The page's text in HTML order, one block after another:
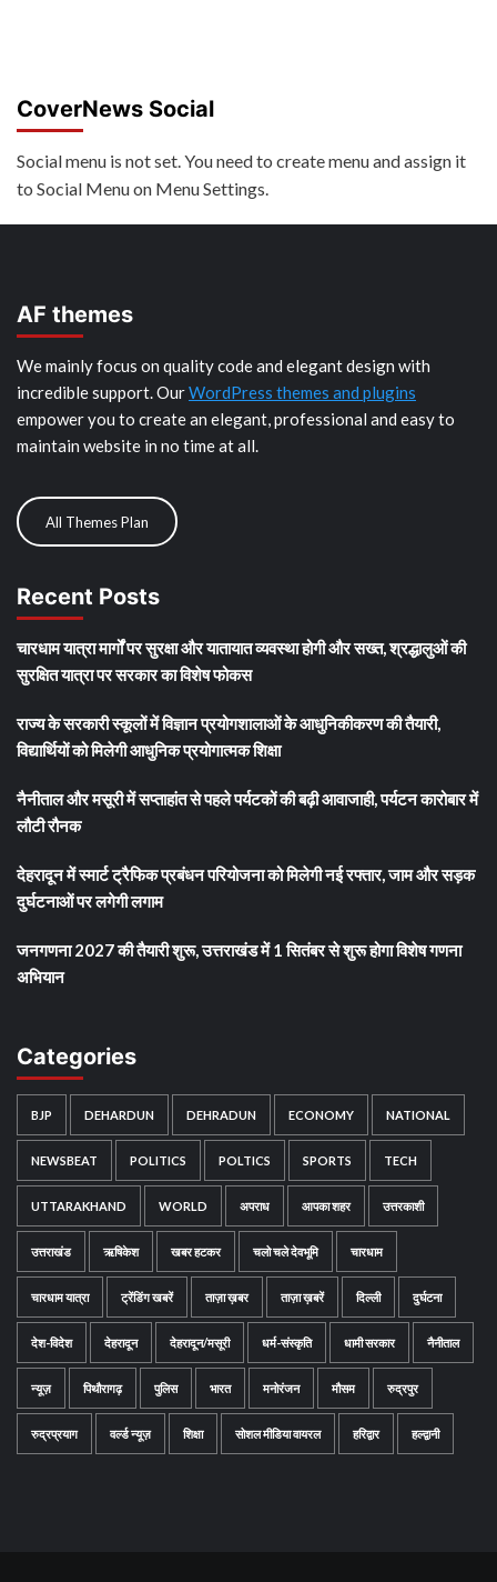
CoverNews Social
Social menu is not set. You need to create menu and assign it
to Social Menu on Menu Settings.
AF themes
We mainly focus on quality code and elegant design with
incredible support. OurWordPress themes and plugins
empower you to create an elegant, professional and easy to
maintain website in no time at all.
All Themes Plan
Recent Posts
चारधाम यात्रा मार्गों पर सुरक्षा और यातायात व्यवस्था होगी और सख्त, श्रद्धालुओं की
सुरक्षित यात्रा पर सरकार का विशेष फोकस
राज्य के सरकारी स्कूलों में विज्ञान प्रयोगशालाओं के आधुनिकीकरण की तैयारी,
विद्यार्थियों को मिलेगी आधुनिक प्रयोगात्मक शिक्षा
नैनीताल और मसूरी में सप्ताहांत से पहले पर्यटकों की बढ़ी आवाजाही, पर्यटन कारोबार में
लौटी रौनक
देहरादून में स्मार्ट ट्रैफिक प्रबंधन परियोजना को मिलेगी नई रफ्तार, जाम और सड़क
दुर्घटनाओं पर लगेगी लगाम
जनगणना 2027 की तैयारी शुरू, उत्तराखंड में 1 सितंबर से शुरू होगा विशेष गणना
अभियान
Categories
BJP DEHARDUN DEHRADUN ECONOMY NATIONAL
NEWSBEAT POLITICS POLTICS SPORTS TECH
UTTARAKHAND WORLD अपराध आपका शहर उत्तरकाशी
उत्तराखंड ऋषिकेश खबर हटकर चलो चले देवभूमि चारधाम
चारधाम यात्रा ट्रेंडिंग खबरें ताज़ा ख़बर ताज़ा ख़बरें दिल्ली दुर्घटना
देश-विदेश देहरादून देहरादून/मसूरी धर्म-संस्कृति धामी सरकार नैनीताल
न्यूज़ पिथौरागढ़ पुलिस भारत मनोरंजन मौसम रुद्रपुर
रुद्रप्रयाग वर्ल्ड न्यूज़ शिक्षा सोशल मीडिया वायरल हरिद्वार हल्द्वानी